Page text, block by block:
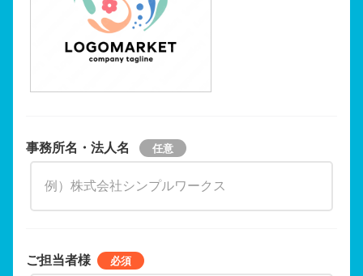
事務所名・法人名
ご担当者様